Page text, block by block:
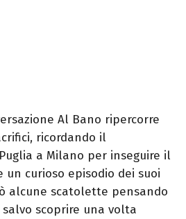
Al Bano ripercorre
ricordando il
a Milano per inseguire il
un curioso episodio dei suoi
alcune scatolette pensando
scoprire una volta